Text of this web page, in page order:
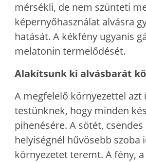
mérsékli, de nem szünteti
képernyőhasználat alvásra
hatását. A kékfény ugyanis
melatonin termelődését.
Alakítsunk ki alvásbarát
A megfelelő környezettel azt
testünknek, hogy minden
pihenésére. A sötét,
helyiségnél hűvösebb szoba
környezetet teremt. A fény, a